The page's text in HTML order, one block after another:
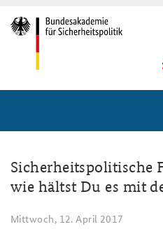
Aktuelles (menu position rule)
Auftrag und Organisation
Historischer Ort
Kompetenzzentrum
10 Jahre AKJS
Seminare und Tagungen
Führungskräfteseminar für
Kernseminar für
Publikationen und
#angeBAKSt: Aktuelle
STUDIENPLATTFORM
Sicherheitspolitische
wie hältst Du es mit
Mittwoch, 12. April 2017